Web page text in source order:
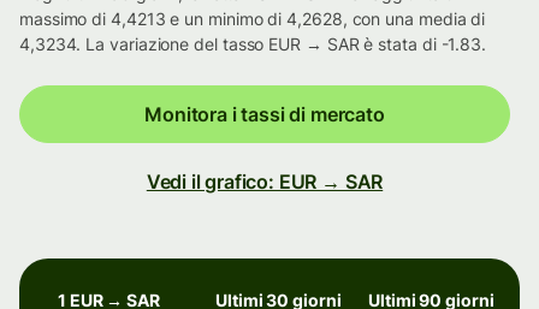
massimo di 4,4213 e un minimo di 4,2628, con una media di
4,3234. La variazione del tasso EUR → SAR è stata di -1.83.
Monitora i tassi di mercato
Vedi il grafico: EUR → SAR
1 EUR → SAR Ultimi 30 giorni Ultimi 90 giorni